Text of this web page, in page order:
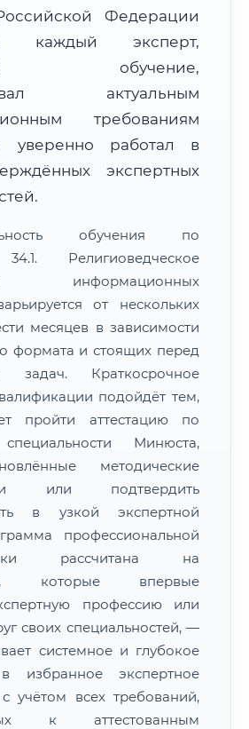
для увеличения и просмотра
Федерации
эксперт,
обучение,
актуальным
требованиям
уверенно работал в
экспертных
обучения по
Религиоведческое
информационных
от нескольких
месяцев в зависимости
формата и стоящих перед
задач. Краткосрочное
подойдёт тем,
пройти аттестацию по
Минюста,
методические
или подтвердить
в узкой экспертной
профессиональной
рассчитана на
которые впервые
профессию или
своих специальностей, —
системное и глубокое
избранное экспертное
учётом всех требований,
к аттестованным